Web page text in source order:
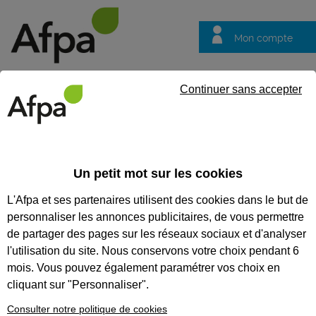
Mon compte
questions
Connaître l'Afpa - coopération
internationale
Coopération
internationale :
enjeux et
perspectives 2026-
Un petit mot sur les cookies
L'Afpa et ses partenaires utilisent des cookies dans le but de
personnaliser les annonces publicitaires, de vous permettre
de partager des pages sur les réseaux sociaux et d'analyser
l'utilisation du site. Nous conservons votre choix pendant 6
mois. Vous pouvez également paramétrer vos choix en
cliquant sur "Personnaliser".
Consulter notre politique de cookies
Continuer sans accepter